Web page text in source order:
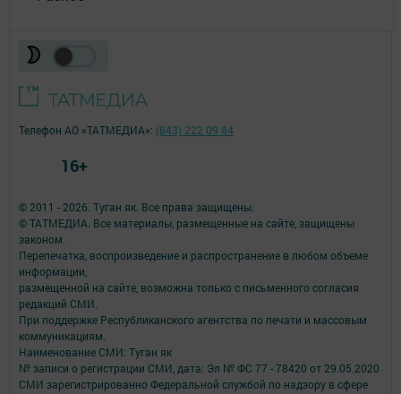
© 2011 - 2026. Туган як. Все права защищены.
© ТАТМЕДИА. Все материалы, размещенные на сайте, защищены
законом.
Перепечатка, воспроизведение и распространение в любом объеме
информации,
размещенной на сайте, возможна только с письменного согласия
редакций СМИ.
При поддержке Республиканского агентства по печати и массовым
коммуникациям.
Наименование СМИ: Туган як
№ записи о регистрации СМИ, дата: Эл № ФС 77 - 78420 от 29.05.2020
СМИ зарегистрированно Федеральной службой по надзору в сфере
Телефон АО «ТАТМЕДИА»: (843) 222 09 84
16+